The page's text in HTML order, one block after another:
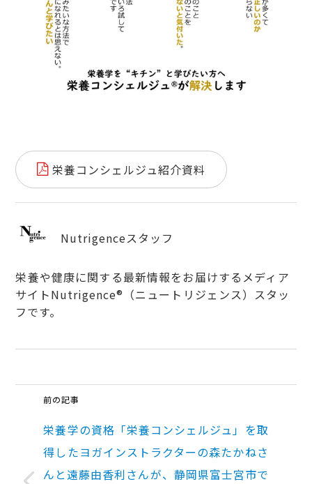
栄養コンシェルジュ紹介資料
Nutrigenceスタッフ
栄養や健康に関する最新情報をお届けするメディア
サイトNutrigence®（ニュートリジェンス）スタッ
フです。
前の記事
栄養学の資格「栄養コンシェルジュ」を取
得したヨガインストラクターの森たかねさ
んと遠藤由香利さんが、静岡県富士宮市で